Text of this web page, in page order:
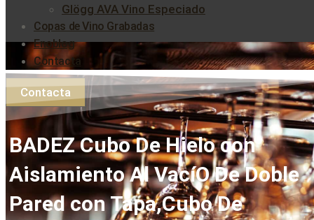
Glögg AVA Vino Especiado
Copas de Vino Grabadas
Enoblog
Contacta
Contacta
BADEZ Cubo De Hielo con
Aislamiento Al VacíO De Doble
Pared con Tapa,Cubo De